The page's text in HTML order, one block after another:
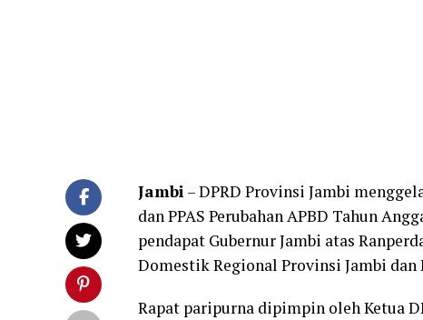
Jambi– DPRD Provinsi Jambi
dan PPAS Perubahan APBD Tahun
pendapat Gubernur Jambi atas
Domestik Regional Provinsi Jambi dan
Rapat paripurna dipimpin oleh Ketua